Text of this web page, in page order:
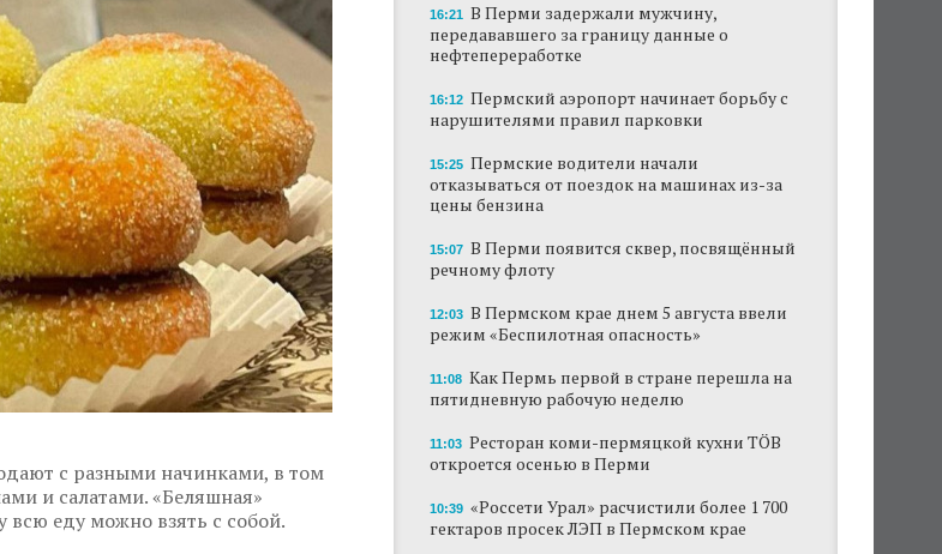
с разными начинками, в том
и салатами. «Беляшная»
еду можно взять с собой.
Пермские водители начали отказываться от
поездок на машинах из-за цены бензина
Ресторан коми-пермяцкой кухни TÖB
откроется осенью в Перми
АНАЛИЗ СИТУАЦИИ
Эксперт объяснила резкий рост числа ИП на
ресторанном рынке Перми
16:21 В Перми задержали мужчину,
передававшего за границу данные о
нефтепереработке
16:12 Пермский аэропорт начинает борьбу с
нарушителями правил парковки
15:25 Пермские водители начали
отказываться от поездок на машинах из-за
цены бензина
15:07 В Перми появится сквер, посвящённый
речному флоту
12:03 В Пермском крае днем 5 августа ввели
режим «Беспилотная опасность»
11:08 Как Пермь первой в стране перешла на
пятидневную рабочую неделю
11:03 Ресторан коми-пермяцкой кухни TÖB
откроется осенью в Перми
10:39 «Россети Урал» расчистили более 1 700
гектаров просек ЛЭП в Пермском крае